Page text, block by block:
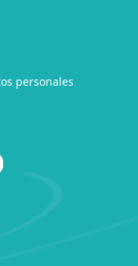
personales